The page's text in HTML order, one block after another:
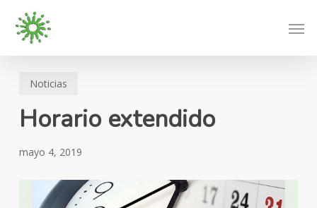
Noticias
Horario extendido
mayo 4, 2019